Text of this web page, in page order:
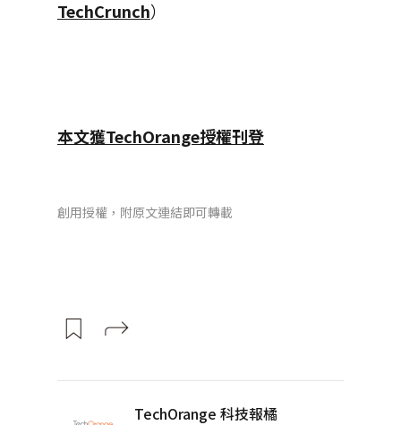
TechCrunch）
本文獲TechOrange授權刊登
創用授權，附原文連結即可轉載
TechOrange 科技報橘